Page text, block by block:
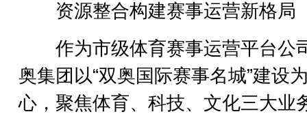
资源整合构建赛事运营新格局
作为市级体育赛事运营平台公
奥集团以“双奥国际赛事名城”建设
心，聚焦体育、科技、文化三大业